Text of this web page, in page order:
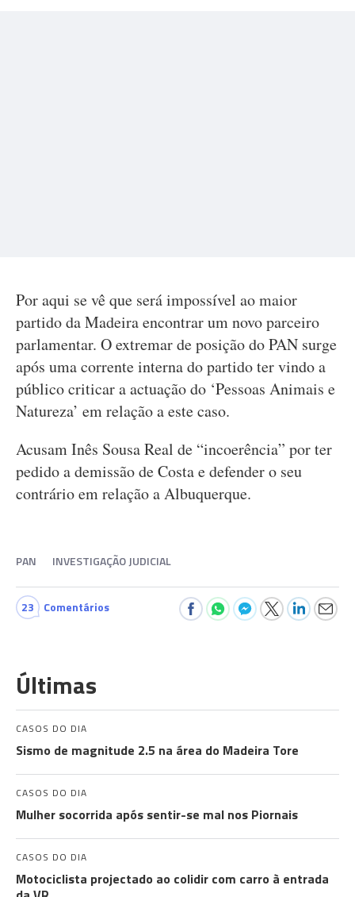
Por aqui se vê que será impossível ao maior
partido da Madeira encontrar um novo parceiro
parlamentar. O extremar de posição do PAN surge
após uma corrente interna do partido ter vindo a
público criticar a actuação do ‘Pessoas Animais e
Natureza’ em relação a este caso.
Acusam Inês Sousa Real de “incoerência” por ter
pedido a demissão de Costa e defender o seu
contrário em relação a Albuquerque.
PAN INVESTIGAÇÃO JUDICIAL
23 Comentários
Últimas
CASOS DO DIA
Sismo de magnitude 2.5 na área do Madeira Tore
CASOS DO DIA
Mulher socorrida após sentir-se mal nos Piornais
CASOS DO DIA
Motociclista projectado ao colidir com carro à entrada